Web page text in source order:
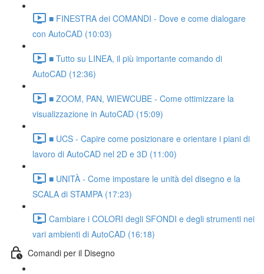
■ FINESTRA dei COMANDI - Dove e come dialogare
con AutoCAD (10:03)
■ Tutto su LINEA, il più importante comando di
AutoCAD (12:36)
■ ZOOM, PAN, WIEWCUBE - Come ottimizzare la
visualizzazione in AutoCAD (15:09)
■ UCS - Capire come posizionare e orientare i piani di
lavoro di AutoCAD nel 2D e 3D (11:00)
■ UNITÀ - Come impostare le unità del disegno e la
SCALA di STAMPA (17:23)
Cambiare i COLORI degli SFONDI e degli strumenti nei
vari ambienti di AutoCAD (16:18)
Comandi per il Disegno